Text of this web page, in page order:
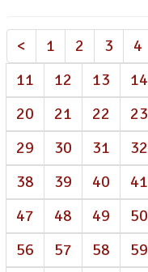
< 1 2 3 4
11
12 13 14
20
21 22 23
29
30 31 32
38
39 40 41
47
48 49 50
56
57 58 59